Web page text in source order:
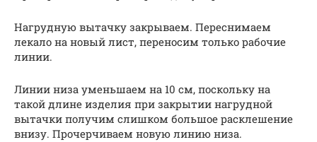
Нагрудную вытачку закрываем. Переснимаем
лекало на новый лист, переносим только рабочие
линии.
Линии низа уменьшаем на 10 см, поскольку на
такой длине изделия при закрытии нагрудной
вытачки получим слишком большое расклешение
внизу. Прочерчиваем новую линию низа.